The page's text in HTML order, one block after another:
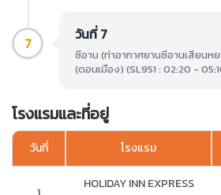
7 วันที่ 7
ซีอาน (ท่าอากาศยานซีอานเสียนห
(ดอนเมือง) (SL951 : 02:20 -
โรงแรมและที่อยู่
วันที่ โรงแรม
HOLIDAY INN EXPRESS